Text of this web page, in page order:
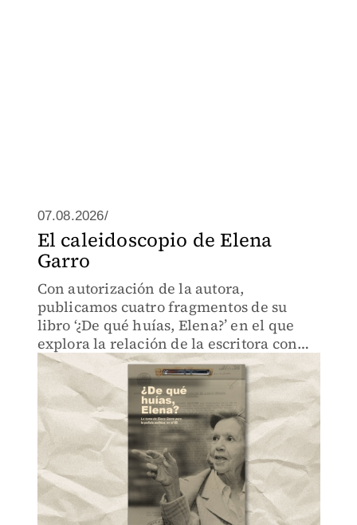
07.08.2026/
El caleidoscopio de Elena
Garro
Con autorización de la autora,
publicamos cuatro fragmentos de su
libro ‘¿De qué huías, Elena?’ en el que
explora la relación de la escritora con
uno de los más poderosos funcionarios
del gobierno de Díaz Ordaz.